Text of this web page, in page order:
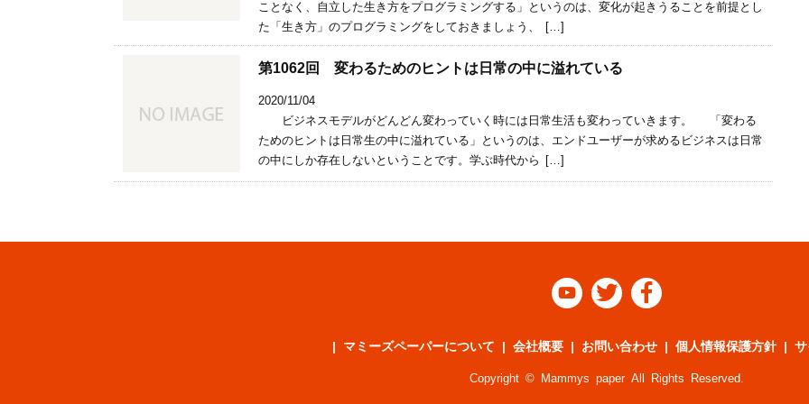
ことなく、自立した生き方をプログラミングする」というのは、変化が起きうることを前提とし
た「生き方」のプログラミングをしておきましょう、 […]
第1062回 変わるためのヒントは日常の中に溢れている
2020/11/04
ビジネスモデルがどんどん変わっていく時には日常生活も変わっていきます。 「変わる
ためのヒントは日常生の中に溢れている」というのは、エンドユーザーが求めるビジネスは日常
の中にしか存在しないということです。学ぶ時代から […]
  
マミーズペーパーについて 会社概要 お問い合わせ 個人情報保護方針
Copyright © Mammys paper All Rights Reserved.